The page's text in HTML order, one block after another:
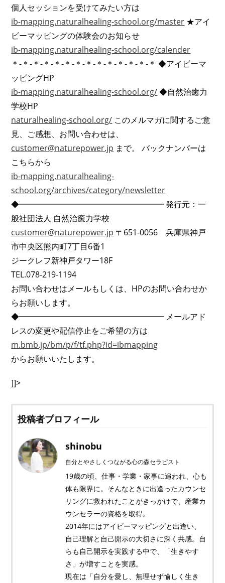
個人セッションを受けてみたい方は
ib-mapping.naturalhealing-school.org/master ★アイ
ビーマッピングの体験会のお知らせ
ib-mapping.naturalhealing-school.org/calender
＊-＊-＊-＊-＊-＊-＊-＊-＊-＊-＊-＊-＊-＊ ◆アイビーマ
ッピングHP
ib-mapping.naturalhealing-school.org/◆自然治癒力
学校HP
naturalhealing-school.org/ このメルマガに関するご意
見、ご感想、お問い合わせは、
customer@naturepower.jp まで。 バックナンバーは
こちらから
ib-mapping.naturalhealing-
school.org/archives/category/newsletter
◆━━━━━━━━━━━━━━━━━━ 発行元：一
般社団法人 自然治癒力学校
customer@naturepower.jp 〒651-0056 兵庫県神戸
市中央区熊内町7丁目6番1
ジークレフ新神戸タワー18F
TEL.078-219-1194
お問い合わせはメールもしくは、HPのお問い合わせか
らお願いします。
◆━━━━━━━━━━━━━━━━━━ メールアド
レスの変更や配信停止をご希望の方は
m.bmb.jp/bm/p/f/tf.php?id=ibmapping
からお願いいたします。
]]>
投稿者プロフィール
shinobu
自分とやさしくつながる心の森セラピスト
19歳の頃、仕事・学業・家事に追われ、心も
体も限界に。そんなときに出逢ったカウンセ
リングに救われたことがきっかけで、産業カ
ウンセラーの資格を取得。
2014年にはアイビーマッピングと出逢い、
自己理解と自己開示の大切さに深く共感。自
らも自己開示を実践する中で、「生きやす
さ」が増すことを実感。
現在は「自分を愛し、無理せず愉しく生き